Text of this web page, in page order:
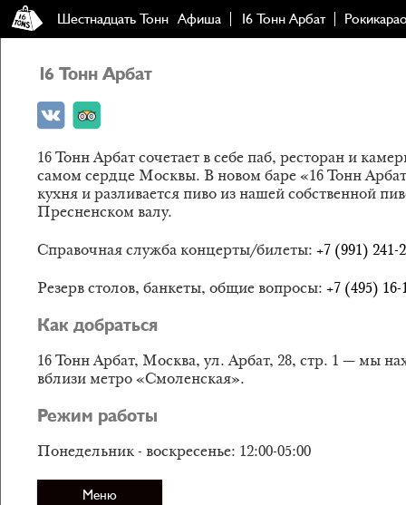
Шестнадцать Тонн Афиша 16 Тонн Арбат
16 Тонн Арбат
16 Тонн Арбат сочетает в себе паб, ресторан и
самом сердце Москвы. В новом баре «16 Тонн
кухня и разливается пиво из нашей собственной
Пресненском валу.
Справочная служба концерты/билеты: +7 (991) 241-
Резерв столов, банкеты, общие вопросы: +7 (495) 16-
Как добраться
16 Тонн Арбат, Москва, ул. Арбат, 28, стр. 1 — мы
вблизи метро «Смоленская».
Режим работы
Понедельник - воскресенье: 12:00-05:00
Меню